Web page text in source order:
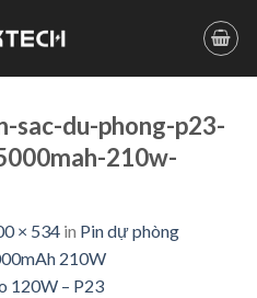
sac-du-phong-p23-
210w-
× 534 in Pin dự phòng
210W
120W – P23